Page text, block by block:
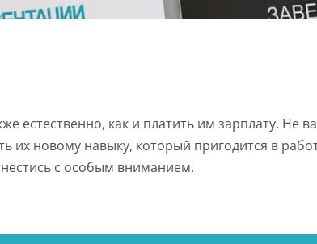
естественно, как и платить им зарплату. Не
их новому навыку, который пригодится в
с особым вниманием.